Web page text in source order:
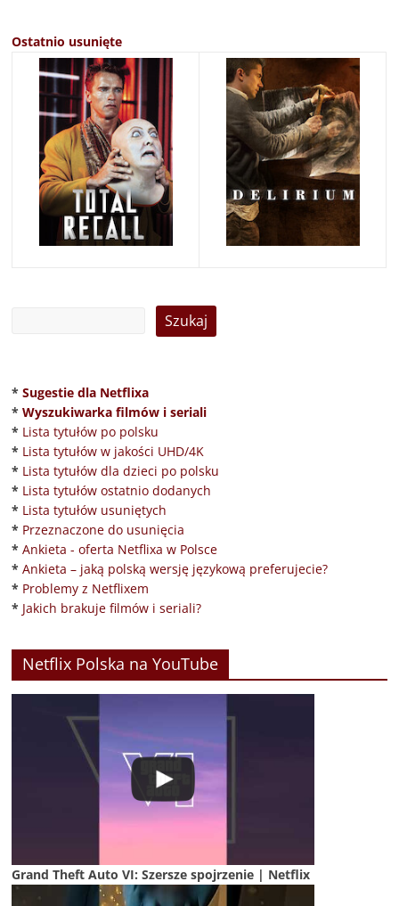
Ostatnio usunięte
* Sugestie dla Netflixa
* Wyszukiwarka filmów i seriali
* Lista tytułów po polsku
* Lista tytułów w jakości UHD/4K
* Lista tytułów dla dzieci po polsku
* Lista tytułów ostatnio dodanych
* Lista tytułów usuniętych
* Przeznaczone do usunięcia
* Ankieta - oferta Netflixa w Polsce
* Ankieta – jaką polską wersję językową preferujecie?
* Problemy z Netflixem
* Jakich brakuje filmów i seriali?
Netflix Polska na YouTube
Grand Theft Auto VI: Szersze spojrzenie | Netflix